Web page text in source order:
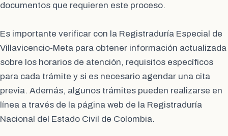
documentos que requieren este proceso.
Es importante verificar con la Registraduría Especial de
Villavicencio-Meta para obtener información actualizada
sobre los horarios de atención, requisitos específicos
para cada trámite y si es necesario agendar una cita
previa. Además, algunos trámites pueden realizarse en
línea a través de la página web de la Registraduría
Nacional del Estado Civil de Colombia.